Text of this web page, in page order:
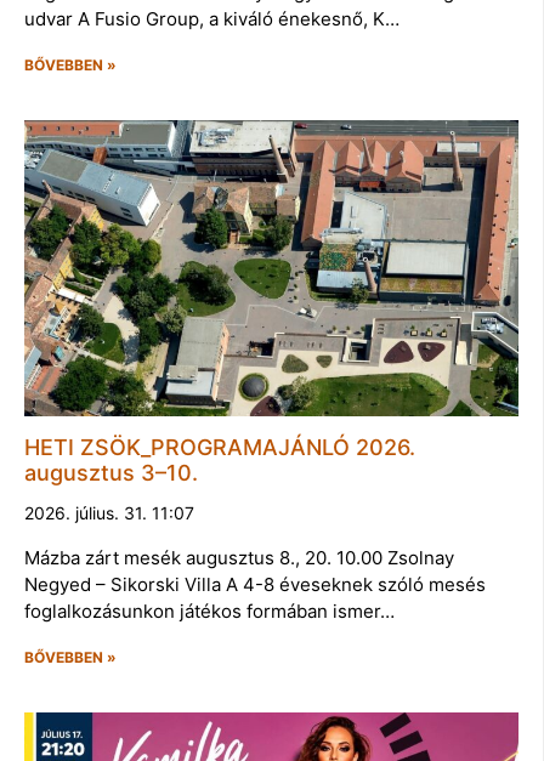
udvar A Fusio Group, a kiváló énekesnő, K…
BŐVEBBEN »
HETI ZSÖK_PROGRAMAJÁNLÓ 2026.
augusztus 3–10.
2026. július. 31. 11:07
Mázba zárt mesék augusztus 8., 20. 10.00 Zsolnay
Negyed – Sikorski Villa A 4-8 éveseknek szóló mesés
foglalkozásunkon játékos formában ismer…
BŐVEBBEN »